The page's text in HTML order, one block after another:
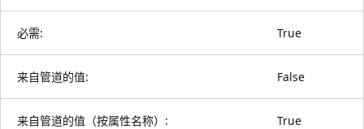
必需: True
来自管道的值: False
来自管道的值（按属性名称）: True